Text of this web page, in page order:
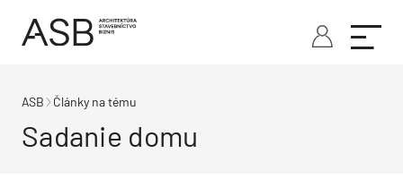
ASB Články na tému
Sadanie domu